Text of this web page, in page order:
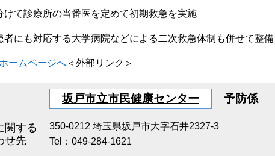
けて診療所の当番医を定めて初期救急を実施
者にも対応する大学病院などによる二次救急体制も併せて整備
ームページへ ＜外部リンク＞
関する
せ先
坂戸市立市民健康センター 予防係
350-0212 埼玉県坂戸市大字石井2327-3
Tel：049-284-1621